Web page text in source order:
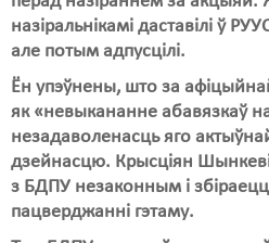
назіральнікамі даставілі ў
але потым адпусцілі.
Ён упэўнены, што за
як «невыкананне абавязкаў
незадаволенасць яго
дзейнасцю. Крысціян
з БДПУ незаконным і
пацверджанні гэтаму.
Палітвязьні
Праваабаронцы
Правы дзіцяці
Пэнітэнцыярная сыстэма
Распальваньне варожасьці
Рознае